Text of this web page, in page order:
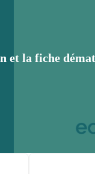
et la fiche